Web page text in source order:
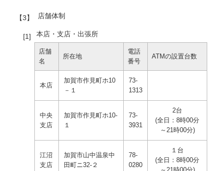
店舗体制
本店・支店・出張所
店舗
名
所在地
電話
番号
ATMの設置台数
本店
加賀市作見町ホ10
－１
73-
1313
中央
支店
加賀市作見町ホ10-
１
73-
3931
2台
(全日：8時00分
～21時00分)
江沼
支店
加賀市山中温泉中
田町ニ32-２
78-
0280
１台
(全日：8時00分